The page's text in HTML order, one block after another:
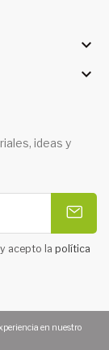


ideas y
acepto la política
los derechos
en nuestro